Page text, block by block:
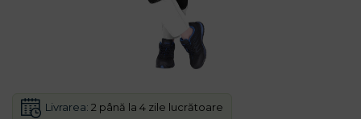
Livrarea: 2 până la 4 zile lucrătoare